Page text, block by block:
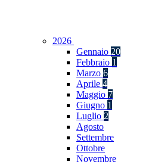
2026
Gennaio 20
Febbraio 1
Marzo 6
Aprile 4
Maggio 7
Giugno 1
Luglio 2
Agosto
Settembre
Ottobre
Novembre